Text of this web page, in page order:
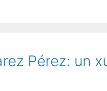
Pérez: un